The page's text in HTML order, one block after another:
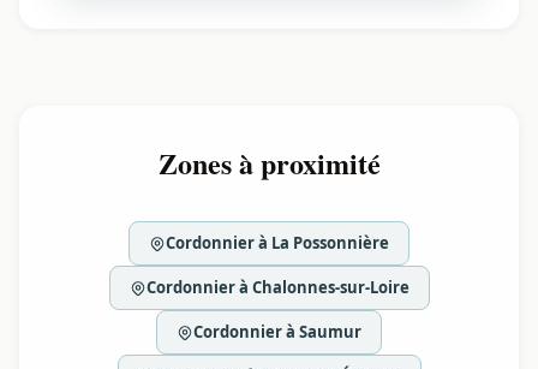
Zones à proximité
Cordonnier à La Possonnière
Cordonnier à Chalonnes-sur-Loire
Cordonnier à Saumur